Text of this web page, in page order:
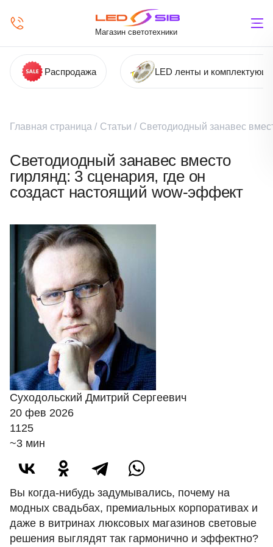
Магазин светотехники
Распродажа LED ленты и
Главная страница / Статьи / Светодиодный занавес
Светодиодный занавес вместо
гирлянд: 3 сценария, где он
создаст настоящий wow-эффект
Суходольский Дмитрий Сергеевич
20 фев 2026
1125
~3 мин
Вы когда-нибудь задумывались, почему на
модных свадьбах, премиальных корпоративах и
даже в витринах люксовых магазинов световые
решения выглядят так гармонично и эффектно?